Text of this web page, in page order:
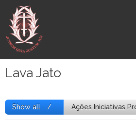
para
conteúdo
Lava Jato
Show all Ações Iniciativas